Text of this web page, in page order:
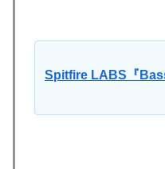
Spitfire LABS『